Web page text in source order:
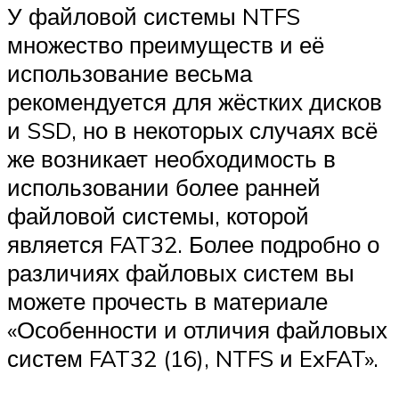
У файловой системы NTFS
множество преимуществ и её
использование весьма
рекомендуется для жёстких дисков
и SSD, но в некоторых случаях всё
же возникает необходимость в
использовании более ранней
файловой системы, которой
является FAT32. Более подробно о
различиях файловых систем вы
можете прочесть в материале
«Особенности и отличия файловых
систем FAT32 (16), NTFS и ExFAT».